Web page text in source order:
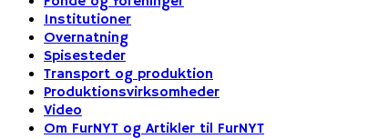
Institutioner
Overnatning
Spisesteder
Transport og produktion
Produktionsvirksomheder
Video
Om FurNYT og Artikler til FurNYT